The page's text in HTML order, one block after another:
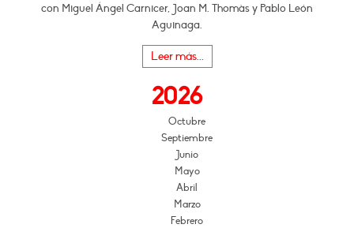
con Miguel Ángel Carnicer, Joan M. Thomàs y Pablo León
Aguinaga.
Leer más...
2026
Octubre
Septiembre
Junio
Mayo
Abril
Marzo
Febrero